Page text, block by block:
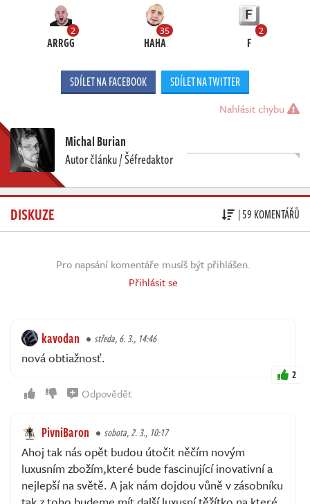
2
ARRGG
35
HAHA
2
F
SDÍLET NA FACEBOOK SDÍLET NA TWITTER
Nahlásit chybu
Michal Burian
Autor článku / Šéfredaktor
DISKUZE | 59 KOMENTÁŘŮ
Pro napsání komentáře musíš být přihlášen.
Přihlásit se
kavodan středa, 6. 3., 14:46
nová obtiažnosť.
2
Odpovědět
PivniBaron sobota, 2. 3., 10:17
Ahoj tak nás opět budou útočit něčím novým
luxusním zbožím,které bude fascinující inovativní a
nejlepší na světě. A jak nám dojdou vůně v zásobníku